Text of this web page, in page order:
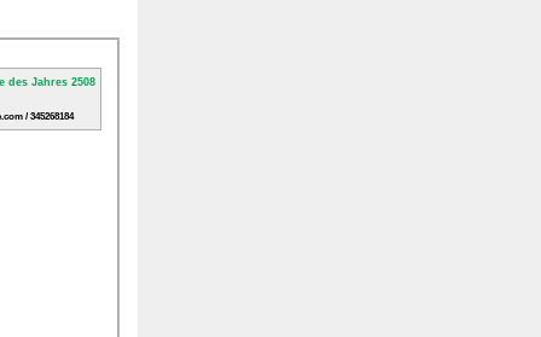
/ 345268184